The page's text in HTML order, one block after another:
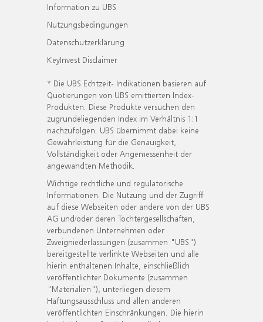
Information zu UBS
Nutzungsbedingungen
Datenschutzerklärung
KeyInvest Disclaimer
* Die UBS Echtzeit- Indikationen basieren auf
Quotierungen von UBS emittierten Index-
Produkten. Diese Produkte versuchen den
zugrundeliegenden Index im Verhältnis 1:1
nachzufolgen. UBS übernimmt dabei keine
Gewährleistung für die Genauigkeit,
Vollständigkeit oder Angemessenheit der
angewandten Methodik.
Wichtige rechtliche und regulatorische
Informationen. Die Nutzung und der Zugriff
auf diese Webseiten oder andere von der UBS
AG und/oder deren Tochtergesellschaften,
verbundenen Unternehmen oder
Zweigniederlassungen (zusammen "UBS")
bereitgestellte verlinkte Webseiten und alle
hierin enthaltenen Inhalte, einschließlich
veröffentlichter Dokumente (zusammen
"Materialien"), unterliegen diesem
Haftungsausschluss und allen anderen
veröffentlichten Einschränkungen. Die hierin